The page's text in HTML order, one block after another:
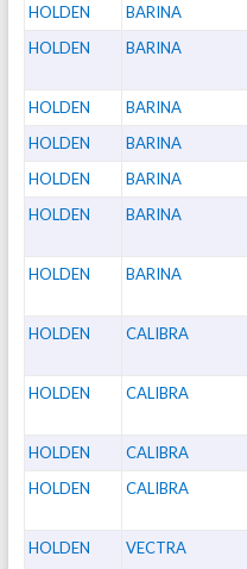
HOLDEN BARINA
HOLDEN BARINA
HOLDEN BARINA
HOLDEN BARINA
HOLDEN BARINA
HOLDEN BARINA
HOLDEN BARINA
HOLDEN CALIBRA
HOLDEN CALIBRA
HOLDEN CALIBRA
HOLDEN CALIBRA
HOLDEN VECTRA